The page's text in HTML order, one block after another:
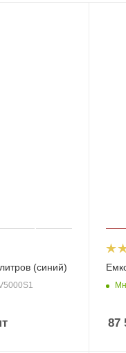
(синий)
87